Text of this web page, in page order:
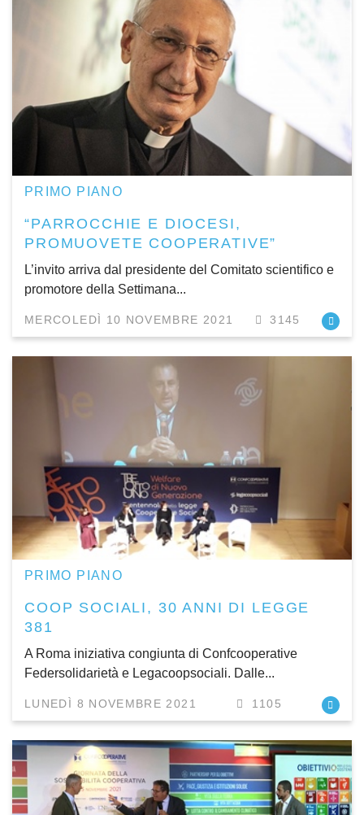
PRIMO PIANO
“PARROCCHIE E DIOCESI,
PROMUOVETE COOPERATIVE”
L’invito arriva dal presidente del Comitato scientifico e
promotore della Settimana...
MERCOLEDÌ 10 NOVEMBRE 2021 3145
PRIMO PIANO
COOP SOCIALI, 30 ANNI DI LEGGE
381
A Roma iniziativa congiunta di Confcooperative
Federsolidarietà e Legacoopsociali. Dalle...
LUNEDÌ 8 NOVEMBRE 2021 1105